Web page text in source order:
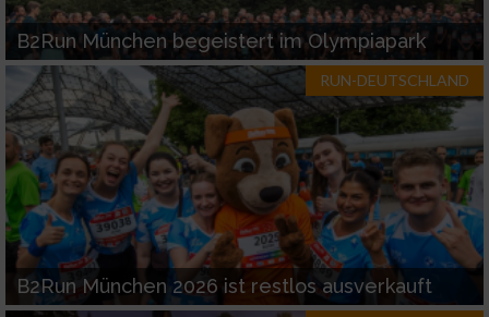
B2Run München begeistert im Olympiapark
RUN-DEUTSCHLAND
B2Run München 2026 ist restlos ausverkauft